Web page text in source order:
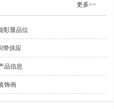
更多>>
彰显品位
带供应
品信息
饰画